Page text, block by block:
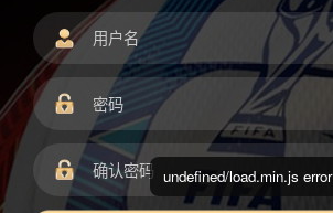
undefined/load.min.js error